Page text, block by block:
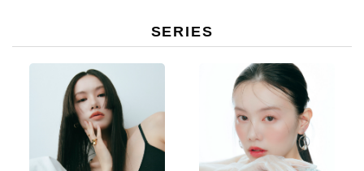
SERIES